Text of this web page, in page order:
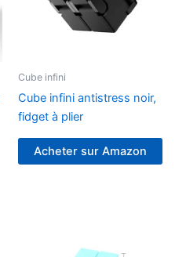
Cube infini
Cube infini antistress noir,
fidget à plier
Acheter sur Amazon